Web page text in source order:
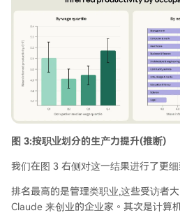
图 3:按职业划分的生产力提升(推断)
我们在图 3 右侧对这一结果进行了更细
排名最高的是管理类职业,这些受访者
Claude 来创业的企业家。其次是计算